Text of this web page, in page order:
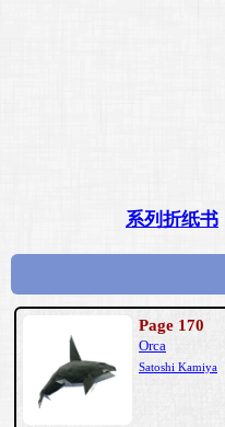
系列折纸书
Page 170
Orca
Satoshi Kamiya